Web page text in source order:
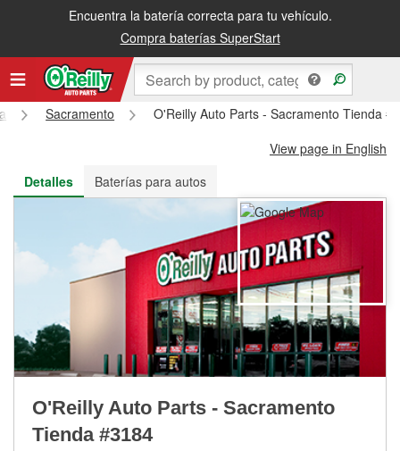
Encuentra la batería correcta para tu vehículo.
Compra baterías SuperStart
Recibe tu orden gratis al día siguiente o recógela en la tienda
Sacramento
O'Reilly Auto Parts - Sacramento Tienda
View page in English
Detalles
Baterías para autos
O'Reilly Auto Parts - Sacramento
Tienda #3184